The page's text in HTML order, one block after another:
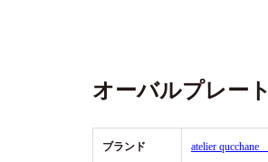
オーバルプレ
ブランド atelier